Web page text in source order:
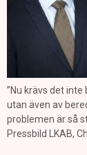
”Nu krävs det
utan även av
problemen är så
Pressbild LKAB,